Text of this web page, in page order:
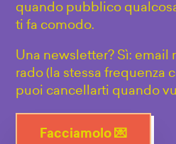
quando pubblico
ti fa comodo.
Una newsletter? Sì: email
rado (la stessa frequenza
puoi cancellarti quando
Facciamolo 💌